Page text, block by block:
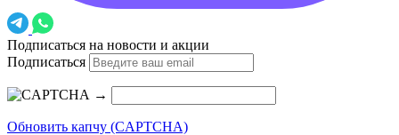
Подписаться на новости и акции
Подписаться
→
Обновить капчу (CAPTCHA)